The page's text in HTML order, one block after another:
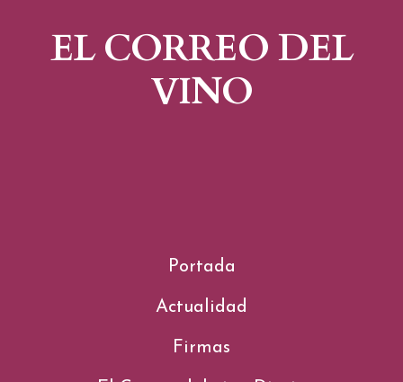
EL CORREO DEL
VINO
Portada
Actualidad
Firmas